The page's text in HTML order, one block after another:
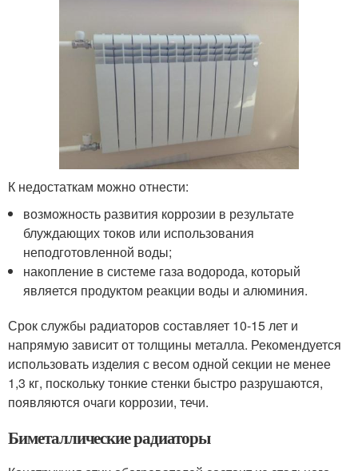
К недостаткам можно отнести:
возможность развития коррозии в результате
блуждающих токов или использования
неподготовленной воды;
накопление в системе газа водорода, который
является продуктом реакции воды и алюминия.
Срок службы радиаторов составляет 10-15 лет и
напрямую зависит от толщины металла. Рекомендуется
использовать изделия с весом одной секции не менее
1,3 кг, поскольку тонкие стенки быстро разрушаются,
появляются очаги коррозии, течи.
Биметаллические радиаторы